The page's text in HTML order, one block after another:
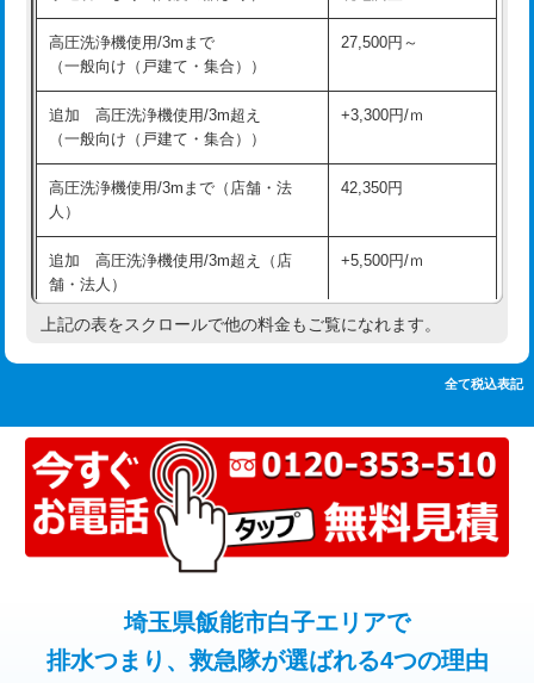
追加人工 16,500円
廃棄・処分 現場見積
※給水管工事は20mmまでの価格です。
持込商品取付（混合水栓）
持込商品取付（浄水器・分岐水栓） 16,500円
業）
排水管工事（追加 排水管工事/3ｍ超
え）
マス交換（土の掘削・埋め戻し作業） 11,000円~
マス交換（深さ50㎝以上） 66,000円
コンクリート斫り（厚さ10㎝まで） 27,500円
コンクリート斫り（厚さ10㎝超え） 38,500円
モルタル補修（厚さ10㎝まで） 27,500円
モルタル補修（厚さ10㎝超え） 38,500円
高圧洗浄機使用/3mまで
（一般向け（戸建て・集合））
27,500円～
追加 高圧洗浄機使用/3m超え
（一般向け（戸建て・集合））
+3,300円/ｍ
高圧洗浄機使用/3mまで（店舗・法
人）
42,350円
追加 高圧洗浄機使用/3m超え（店
舗・法人）
+5,500円/ｍ
高度高圧洗浄換 現地調査
トーラー機使用/3mまで 33,000円
追加トーラー機使用/3m超え +3,300円
カメラ調査 33,000円
止水・漏水調査・防水処理・清掃・修
理・調整・分解・加工など（軽作業）
11,000円
上記の表をスクロールで他の料金もご覧になれます。
全て税込表記
埼玉県飯能市白子エリアで
排水つまり、救急隊が選ばれる4つの理由